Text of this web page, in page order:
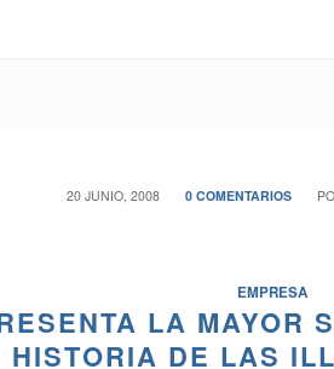
20 JUNIO, 2008
/ 0 COMENTARIOS
/
EMPRESA
LA MAYOR
HISTORIA DE LAS